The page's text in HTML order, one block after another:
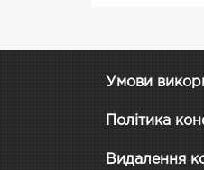
Умови
Політика
Видалення